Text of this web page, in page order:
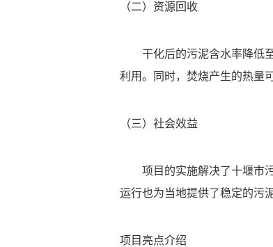
（二）资源回收
干化后的污泥含水率降低
利用。同时，焚烧产生的热量
（三）社会效益
项目的实施解决了十堰市
运行也为当地提供了稳定的污
项目亮点介绍